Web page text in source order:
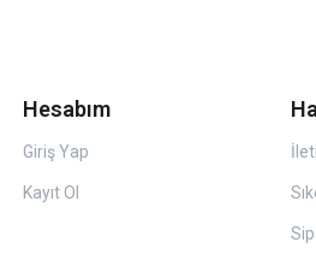
Hesabım
Giriş Yap
Kayıt Ol